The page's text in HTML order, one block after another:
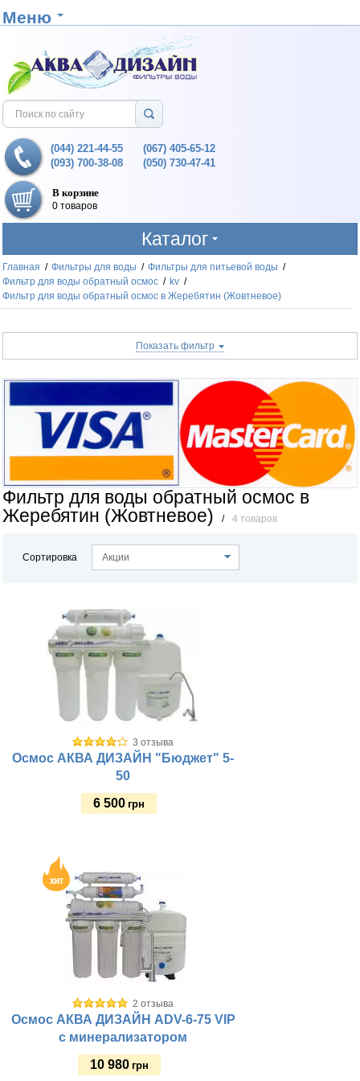
Меню
(044) 221-44-55
(093) 700-38-08
(067) 405-65-12
(050) 730-47-41
В корзине
0 товаров
Каталог
Главная / Фильтры для воды / Фильтры для питьевой воды /
Фильтр для воды обратный осмос / kv /
Фильтр для воды обратный осмос в Жеребятин (Жовтневое)
Показать фильтр
Фильтр для воды обратный осмос в
Жеребятин (Жовтневое)
/ 4 товаров
Сортировка Акции
3 отзыва
Осмос АКВА ДИЗАЙН "Бюджет" 5-
50
6 500 грн
2 отзыва
Осмос АКВА ДИЗАЙН ADV-6-75 VIP
с минерализатором
10 980 грн